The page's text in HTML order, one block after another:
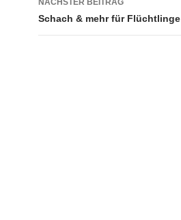
Schach & mehr für Flüchtlinge